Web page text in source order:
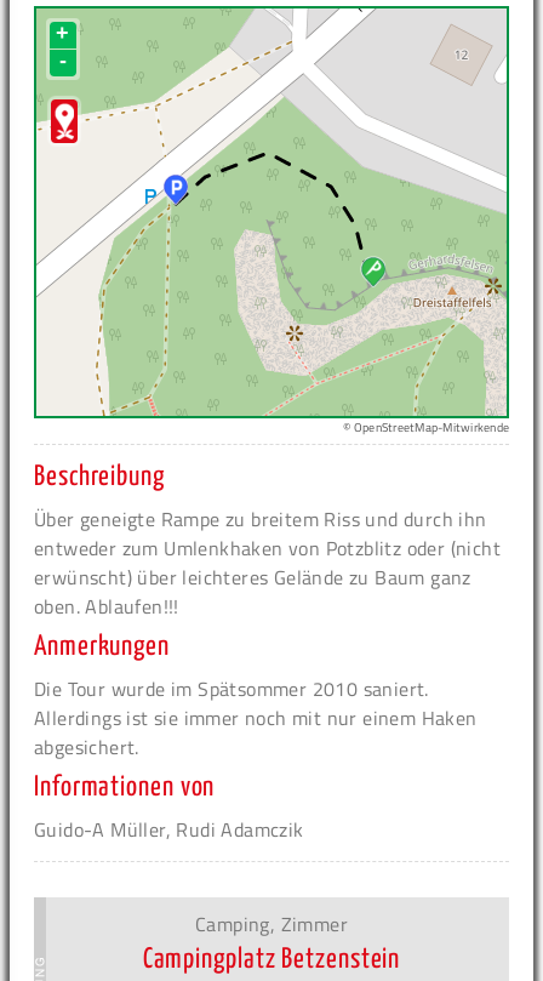
+
-
© OpenStreetMap-Mitwirkende
Beschreibung
Über geneigte Rampe zu breitem Riss und durch ihn
entweder zum Umlenkhaken von Potzblitz oder (nicht
erwünscht) über leichteres Gelände zu Baum ganz
oben. Ablaufen!!!
Anmerkungen
Die Tour wurde im Spätsommer 2010 saniert.
Allerdings ist sie immer noch mit nur einem Haken
abgesichert.
Informationen von
Guido-A Müller, Rudi Adamczik
Camping, Zimmer
Campingplatz Betzenstein